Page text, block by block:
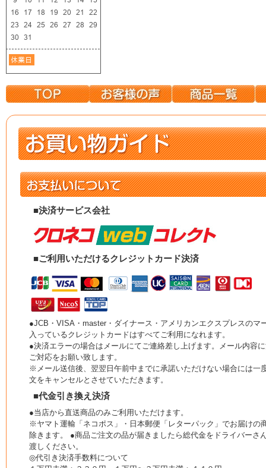
■決済サービス会社
■ご利用いただけるクレジットカード決済
●JCB・VISA・master・ダイナース・アメリカンエクスプレスのマ
入っているクレジットカードはすべてご利用になれます。
●決済エラーの場合はメールにてご連絡差し上げます。メール内容
ご対応をお願い致します。
※メール送信後、翌翌日午前中までに承諾いただけない場合には一
文をキャンセルとさせていただきます。
■代金引き換え決済
●当店から直送商品のみご利用いただけます。
※ヤマト運輸「ネコポス」・日本郵便「レターパック」でお届けの
除きます。 ●商品ご注文の品が届きましたら総代金をドライバーさ
渡しください。
◎代引き決済手数料について